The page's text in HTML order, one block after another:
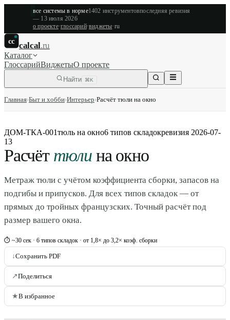
все системы в норме1402 инструментовпоследняя ревизия
— 13 июля 2026
о проекте·глоссарий·виджеты·ru
cc calcal.ru
Каталог
ГлоссарийВиджетыО проекте
Найти ⌘K
Главная›Быт и хобби›Интерьер›Расчёт тюли на окно
ДОМ-ТКА-001тюль на окно6 типов складокревизия 2026-07-
13
Расчёт тюлина окно
Метраж тюли с учётом коэффициента сборки, запасов на
подгибы и припусков. Для всех типов складок — от
прямых до тройных французских. Точный расчёт под
размер вашего окна.
⏱ ~30 сек · 6 типов складок · от 1,8× до 3,2× коэф. сборки
↓Сохранить PDF
↗Поделиться
★В избранное